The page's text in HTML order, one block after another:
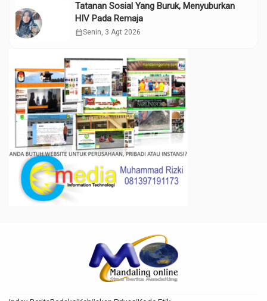
Tatanan Sosial Yang Buruk, Menyuburkan
HIV Pada Remaja
calendar_monthSenin, 3 Agt 2026